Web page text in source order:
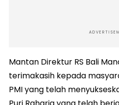
Mantan Direktur RS Bali
terimakasih kepada
PMI yang telah